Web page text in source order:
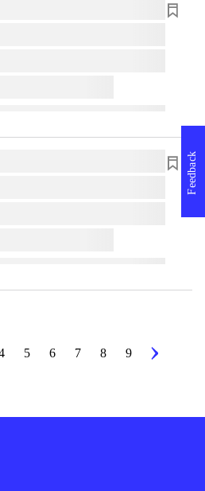
ipsum dolor sit amet ...
ipsum dolor sit amet ...
ipsum dolor sit amet ...
ipsum dolor sit amet ...
5 6 7 8 9
Feedback